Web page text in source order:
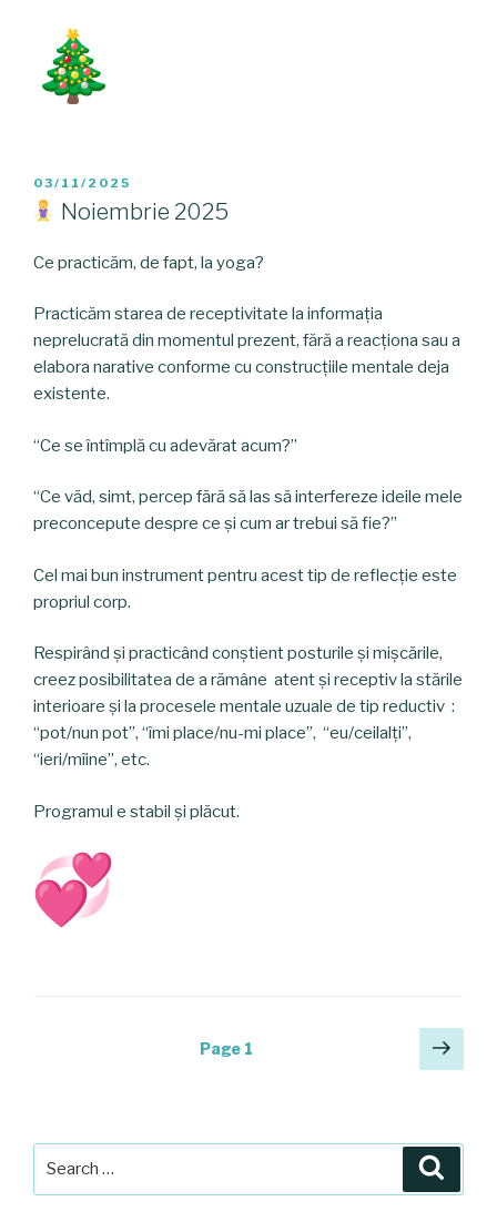
POSTED
ON
03/11/2025
Noiembrie 2025
Ce practicăm, de fapt, la yoga?
Practicăm starea de receptivitate la informația
neprelucrată din momentul prezent, fără a reacționa sau a
elabora narative conforme cu construcțiile mentale deja
existente.
“Ce se întîmplă cu adevărat acum?”
“Ce văd, simt, percep fără să las să interfereze ideile mele
preconcepute despre ce și cum ar trebui să fie?”
Cel mai bun instrument pentru acest tip de reflecție este
propriul corp.
Respirând și practicând conștient posturile și mișcările,
creez posibilitatea de a rămâne atent și receptiv la stările
interioare și la procesele mentale uzuale de tip reductiv :
“pot/nun pot”, “îmi place/nu-mi place”, “eu/ceilalți”,
“ieri/mîine”, etc.
Programul e stabil și plăcut.
Page 1
Next